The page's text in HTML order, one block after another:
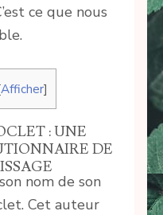
ce que nous
Afficher]
: UNE
DE
nom de son
Cet auteur